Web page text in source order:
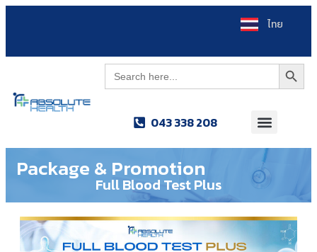
ไทย
Search
for:
Search Button
043 338 208
Package & Promotion
Full Blood Test Plus